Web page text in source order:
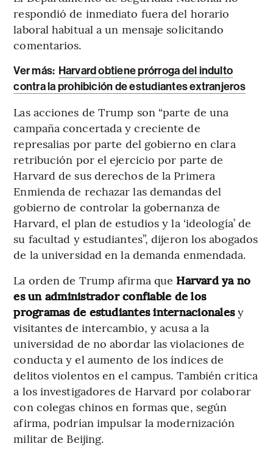
respondió de inmediato fuera del horario
laboral habitual a un mensaje solicitando
comentarios.
Ver más: Harvard obtiene prórroga del indulto
contra la prohibición de estudiantes extranjeros
Las acciones de Trump son “parte de una
campaña concertada y creciente de
represalias por parte del gobierno en clara
retribución por el ejercicio por parte de
Harvard de sus derechos de la Primera
Enmienda de rechazar las demandas del
gobierno de controlar la gobernanza de
Harvard, el plan de estudios y la ‘ideología’ de
su facultad y estudiantes”, dijeron los abogados
de la universidad en la demanda enmendada.
La orden de Trump afirma que Harvard ya no
es un administrador confiable de los
programas de estudiantes internacionalesy
visitantes de intercambio, y acusa a la
universidad de no abordar las violaciones de
conducta y el aumento de los índices de
delitos violentos en el campus. También critica
a los investigadores de Harvard por colaborar
con colegas chinos en formas que, según
afirma, podrían impulsar la modernización
militar de Beijing.